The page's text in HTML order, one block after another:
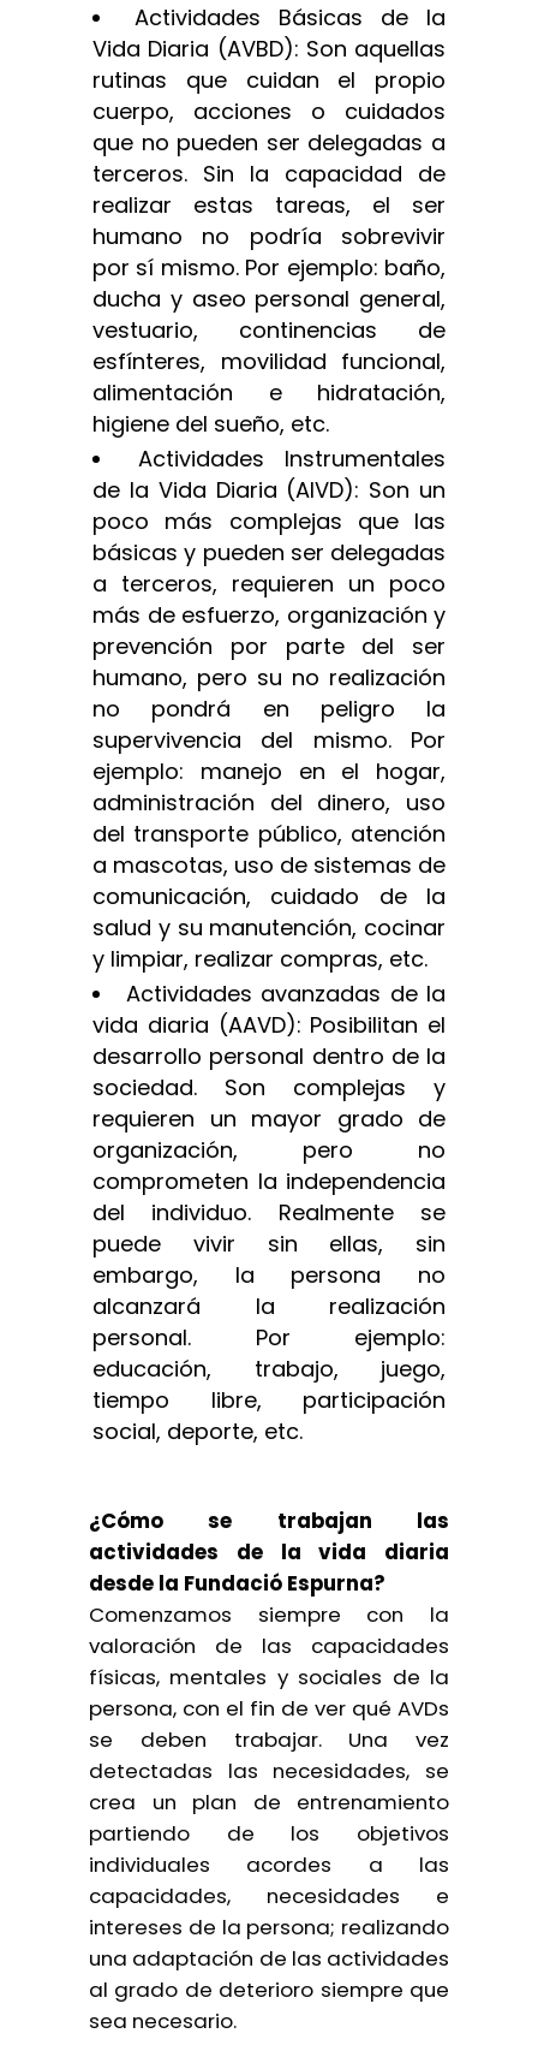
Actividades Básicas de la
Vida Diaria (AVBD): Son aquellas
rutinas que cuidan el propio
cuerpo, acciones o cuidados
que no pueden ser delegadas a
terceros. Sin la capacidad de
realizar estas tareas, el ser
humano no podría sobrevivir
por sí mismo. Por ejemplo: baño,
ducha y aseo personal general,
vestuario, continencias de
esfínteres, movilidad funcional,
alimentación e hidratación,
higiene del sueño, etc.
Actividades Instrumentales
de la Vida Diaria (AIVD): Son un
poco más complejas que las
básicas y pueden ser delegadas
a terceros, requieren un poco
más de esfuerzo, organización y
prevención por parte del ser
humano, pero su no realización
no pondrá en peligro la
supervivencia del mismo. Por
ejemplo: manejo en el hogar,
administración del dinero, uso
del transporte público, atención
a mascotas, uso de sistemas de
comunicación, cuidado de la
salud y su manutención, cocinar
y limpiar, realizar compras, etc.
Actividades avanzadas de la
vida diaria (AAVD): Posibilitan el
desarrollo personal dentro de la
sociedad. Son complejas y
requieren un mayor grado de
organización, pero no
comprometen la independencia
del individuo. Realmente se
puede vivir sin ellas, sin
embargo, la persona no
alcanzará la realización
personal. Por ejemplo:
educación, trabajo, juego,
tiempo libre, participación
social, deporte, etc.
¿Cómo se trabajan las
actividades de la vida diaria
desde la Fundació Espurna?
Comenzamos siempre con la
valoración de las capacidades
físicas, mentales y sociales de la
persona, con el fin de ver qué AVDs
se deben trabajar. Una vez
detectadas las necesidades, se
crea un plan de entrenamiento
partiendo de los objetivos
individuales acordes a las
capacidades, necesidades e
intereses de la persona; realizando
una adaptación de las actividades
al grado de deterioro siempre que
sea necesario.